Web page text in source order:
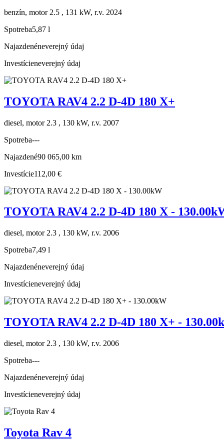
benzín, motor 2.5 , 131 kW, r.v. 2024
Spotreba5,87 l
Najazdenéneverejný údaj
Investícieneverejný údaj
TOYOTA RAV4 2.2 D-4D 180 X+
diesel, motor 2.3 , 130 kW, r.v. 2007
Spotreba---
Najazdené90 065,00 km
Investície112,00 €
TOYOTA RAV4 2.2 D-4D 180 X -
diesel, motor 2.3 , 130 kW, r.v. 2006
Spotreba7,49 l
Najazdenéneverejný údaj
Investícieneverejný údaj
TOYOTA RAV4 2.2 D-4D 180 X+ -
diesel, motor 2.3 , 130 kW, r.v. 2006
Spotreba---
Najazdenéneverejný údaj
Investícieneverejný údaj
Toyota Rav 4